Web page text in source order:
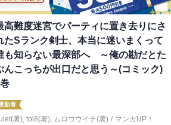
高難度迷宮でパーティに置き去りにさ
たSランク剣士、本当に迷いまくって
も知らない最深部へ ～俺の勘だとた
んこっちが出口だと思う～(コミック)
新巻
著), toi8(著), ムロコウイチ(著) / マンガUP！